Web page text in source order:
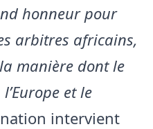
honneur pour
arbitres africains,
manière dont le
et le
intervient